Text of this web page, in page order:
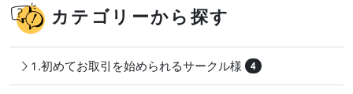
カテゴリーから探す
1.初めてお取引を始められるサークル様 4